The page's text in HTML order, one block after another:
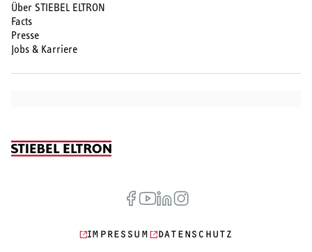
Über STIEBEL ELTRON
Facts
Presse
Jobs & Karriere
IMPRESSUM DATENSCHUTZ